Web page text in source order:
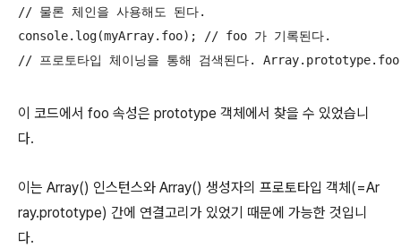
// 물론 체인을 사용해도 된다.
console.log(myArray.foo); // foo 가 기록된다.
// 프로토타입 체이닝을 통해 검색된다.
이 코드에서 foo 속성은 prototype 객체에서 찾을 수 있었습니
다.
이는 Array() 인스턴스와 Array() 생성자의 프로토타입 객체(=Ar
ray.prototype) 간에 연결고리가 있었기 때문에 가능한 것입니
다.